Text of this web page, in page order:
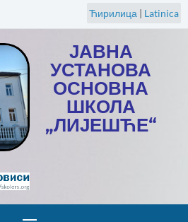
Ћирилица | Latinica
ЈАВНА
УСТАНОВА
ОСНОВНА
ШКОЛА
„ЛИЈЕШЋЕ“